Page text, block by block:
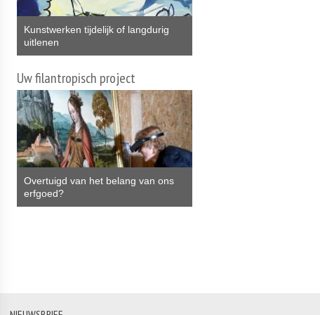
Kunstwerken tijdelijk of langdurig
uitlenen
Uw filantropisch project
Overtuigd van het belang van ons
erfgoed?